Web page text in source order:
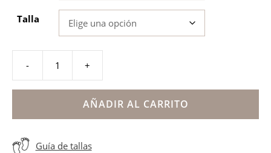
Talla
-
barefoot
mujer
tiras
+
AÑADIR AL CARRITO
Guía de tallas